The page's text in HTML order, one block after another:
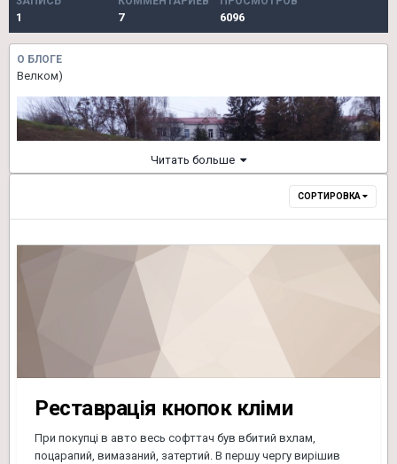
1 7 6096
О БЛОГЕ
Велком)
Читать больше
СОРТИРОВКА
Реставрація кнопок кліми
При покупці в авто весь софттач був вбитий вхлам,
поцарапий, вимазаний, затертий. В першу чергу вирішив